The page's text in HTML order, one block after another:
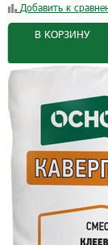
Добавить к
В КОРЗИНУ